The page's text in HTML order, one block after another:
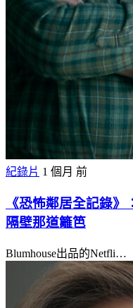
紀錄片 1 個月 前
《恐怖鄰居全記錄
隔壁那道籬笆
Blumhouse出品的Netfli…